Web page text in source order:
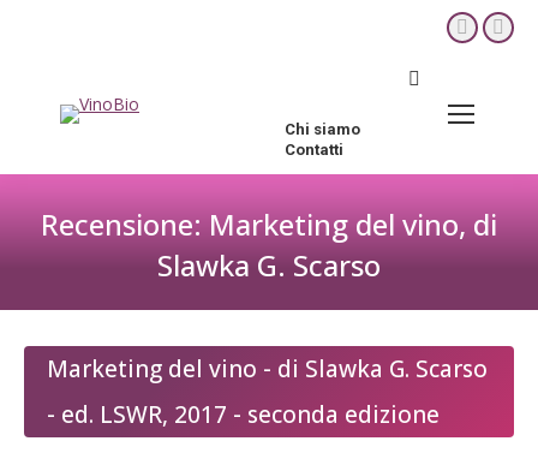
YouTube
in
window
Cerca:
Chi siamo
Contatti
Recensione: Marketing del vino, di
Slawka G. Scarso
Marketing del vino - di Slawka G. Scarso
- ed. LSWR, 2017 - seconda edizione